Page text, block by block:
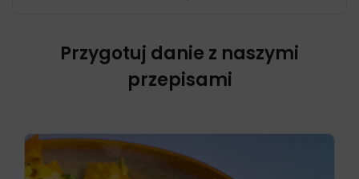
Przygotuj danie z naszymi
przepisami